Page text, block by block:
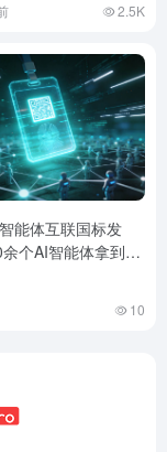
2.5K
能体互联国标发
个AI智能体拿到
”
10